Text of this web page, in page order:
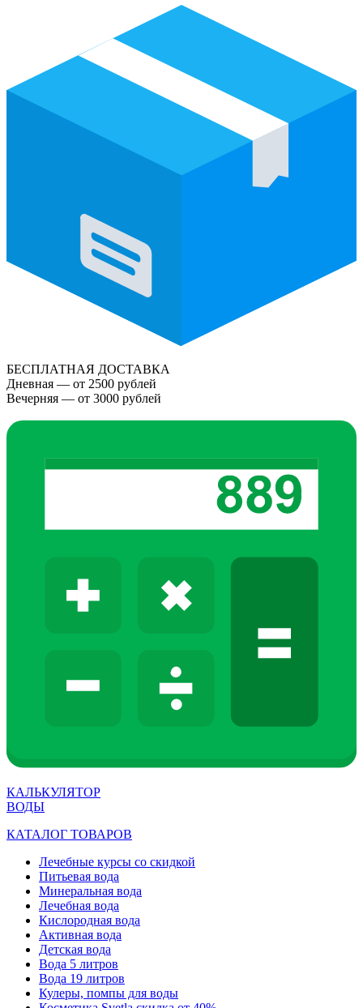
БЕСПЛАТНАЯ ДОСТАВКА
Дневная — от 2500 рублей
Вечерняя — от 3000 рублей
КАЛЬКУЛЯТОР
ВОДЫ
КАТАЛОГ ТОВАРОВ
Лечебные курсы со скидкой
Питьевая вода
Минеральная вода
Лечебная вода
Кислородная вода
Активная вода
Детская вода
Вода 5 литров
Вода 19 литров
Кулеры, помпы для воды